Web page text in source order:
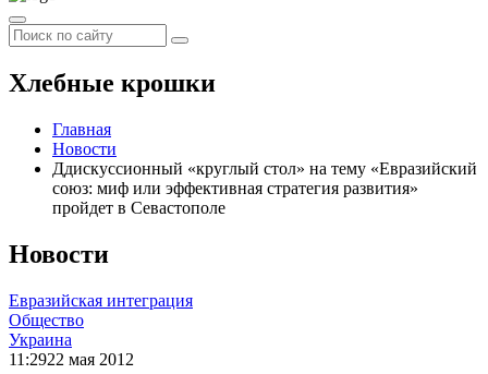
Хлебные крошки
Главная
Новости
Ддискуссионный «круглый стол» на тему «Евразийский
союз: миф или эффективная стратегия развития»
пройдет в Севастополе
Новости
Евразийская интеграция
Общество
Украина
11:2922 мая 2012